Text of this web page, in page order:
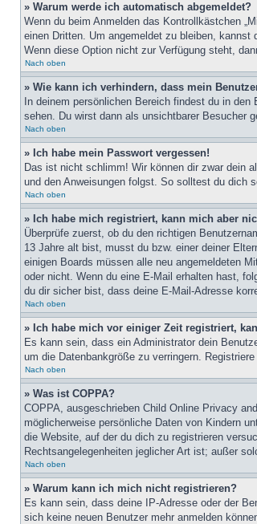
» Warum werde ich automatisch abgemeldet?
Wenn du beim Anmelden das Kontrollkästchen
einen Dritten. Um angemeldet zu bleiben,
Wenn diese Option nicht zur Verfügung steht,
Nach oben
» Wie kann ich verhindern, dass mein
In deinem persönlichen Bereich findest du in
sehen. Du wirst dann als unsichtbarer Besucher
Nach oben
» Ich habe mein Passwort vergessen!
Das ist nicht schlimm! Wir können dir zwar dein
und den Anweisungen folgst. So solltest du dich
Nach oben
» Ich habe mich registriert, kann mich aber
Überprüfe zuerst, ob du den richtigen
13 Jahre alt bist, musst du bzw. einer deiner
einigen Boards müssen alle neu angemeldeten
oder nicht. Wenn du eine E-Mail erhalten hast,
du dir sicher bist, dass deine E-Mail-Adresse
Nach oben
» Ich habe mich vor einiger Zeit registriert,
Es kann sein, dass ein Administrator dein
um die Datenbankgröße zu verringern.
Nach oben
» Was ist COPPA?
COPPA, ausgeschrieben Child Online Privacy
möglicherweise persönliche Daten von Kindern
die Website, auf der du dich zu registrieren
Rechtsangelegenheiten jeglicher Art ist; außer
Nach oben
» Warum kann ich mich nicht registrieren?
Es kann sein, dass deine IP-Adresse oder der
sich keine neuen Benutzer mehr anmelden